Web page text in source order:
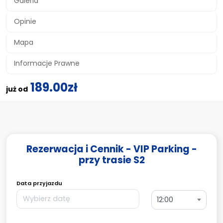
Opinie
Mapa
Informacje Prawne
już od 189.00zł
Rezerwacja i Cennik - VIP Parking -
przy trasie S2
Data przyjazdu
12:00